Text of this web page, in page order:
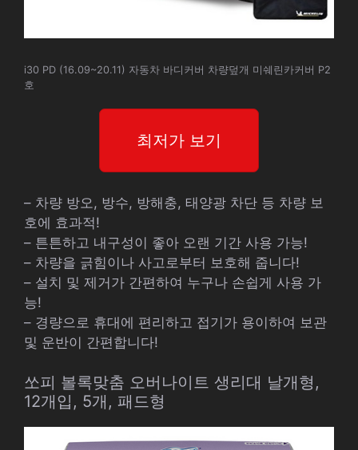
i30 PD (16.09~20.11) 자동차 바디커버 차량덮개 미쉐린카커버 P2
호
최저가 보기
– 차량 방오, 방수, 방해충, 태양광 차단 등 차량 보
호에 효과적!
– 튼튼하고 내구성이 좋아 오랜 기간 사용 가능!
– 차량을 긁힘이나 사고로부터 보호해 줍니다!
– 설치 및 제거가 간편하여 누구나 손쉽게 사용 가
능!
– 경량으로 휴대에 편리하고 접기가 용이하여 보관
및 운반이 간편합니다!
쏘피 볼록맞춤 오버나이트 생리대 날개형,
12개입, 5개, 패드형